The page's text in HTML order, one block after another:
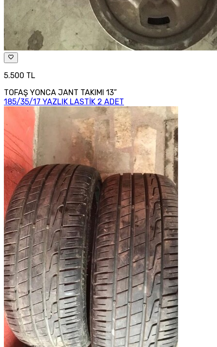
5.500 TL
TOFAŞ YONCA JANT TAKIMI 13”
185/35/17 YAZLIK LASTİK 2 ADET